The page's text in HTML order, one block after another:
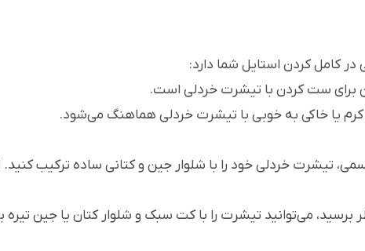
کامل کردن استایل شما دارد:
برای ست کردن با تیشرت خردلی است.
یا خاکی به خوبی با تیشرت خردلی هماهنگ می‌شود.
تیشرت خردلی خود را با شلوار جین و کتانی ساده ترکیب
برسید، می‌توانید تیشرت را با کت سبک و شلوار کتان یا جین